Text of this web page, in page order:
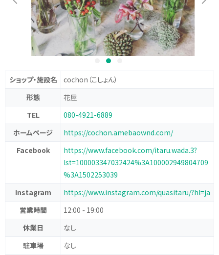
ショップ・施設名 cochon （こしょん）
形態
花屋
TEL
080-4921-6889
ホームページ
https://cochon.amebaownd.com/
Facebook
https://www.facebook.com/itaru.wada.3?
lst=100003347032424%3A100002949804709
%3A1502253039
Instagram
https://www.instagram.com/quasitaru/?hl=ja
営業時間
12:00 - 19:00
休業日
なし
駐車場
なし